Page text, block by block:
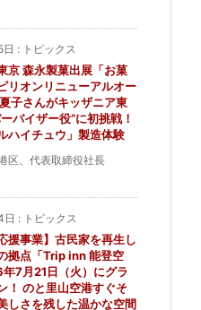
: トピックス
京 森永製菓出展「お菓
リオンリニューアルオー
子さんがキッザニア東
バイザー役”に初挑戦！
ハイチュウ」製造体験
区、代表取締役社長
日 : トピックス
援事業】古民家を再生し
拠点「Trip inn 能登空
7月21日（火）にグラ
！ のと里山空港すぐそ
しさを残した温かな空間